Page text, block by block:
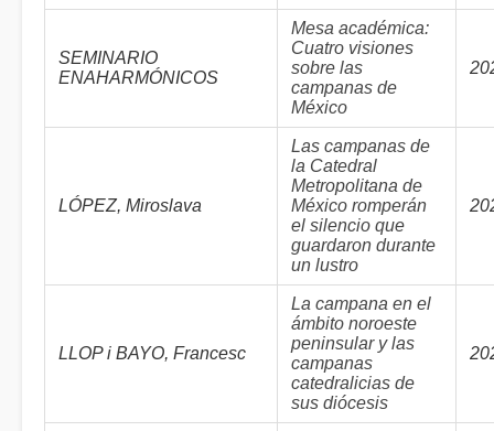
SEMINARIO
ENAHARMÓNICOS
Mesa académica:
Cuatro visiones
sobre las
campanas de
México
LÓPEZ, Miroslava
Las campanas de
la Catedral
Metropolitana de
México romperán
el silencio que
guardaron durante
un lustro
LLOP i BAYO, Francesc
La campana en el
ámbito noroeste
peninsular y las
campanas
catedralicias de
sus diócesis